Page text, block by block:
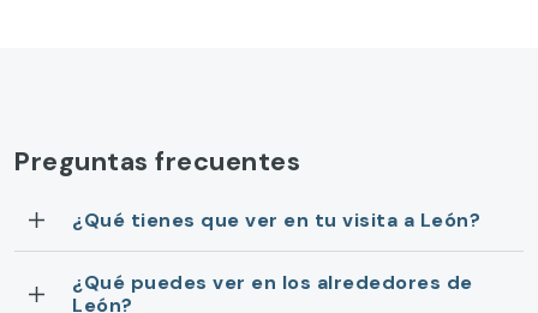
Preguntas frecuentes
¿Qué tienes que ver en tu visita a León?
¿Qué puedes ver en los alrededores de
León?